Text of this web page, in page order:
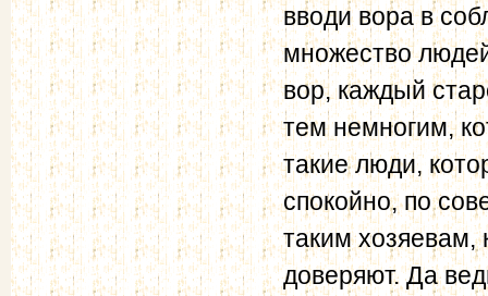
вводи вора в
множество
вор, каждый
тем немногим,
такие люди,
спокойно, по
таким хозяевам,
доверяют. Да